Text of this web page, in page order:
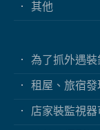
其他
為了抓外遇
租屋、旅宿
店家裝監視